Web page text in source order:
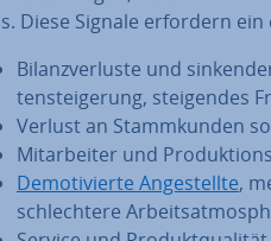
Diese Signale erfordern
Bi­lanz­ver­lus­te und
ten­stei­ge­rung, stei­gen­des
Verlust an Stamm­kun­den
Mit­ar­bei­ter und
De­mo­ti­vier­te An­ge­stell­te,
schlech­te­re